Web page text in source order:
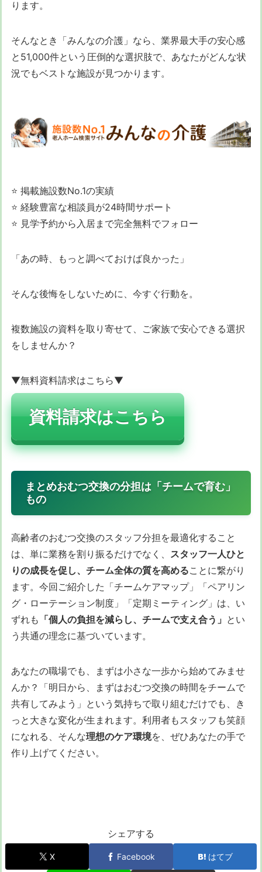
ります。
そんなとき「みんなの介護」なら、業界最大手の安心感
と51,000件という圧倒的な選択肢で、あなたがどんな状
況でもベストな施設が見つかります。
⭐ 掲載施設数No.1の実績
⭐ 経験豊富な相談員が24時間サポート
⭐ 見学予約から入居まで完全無料でフォロー
「あの時、もっと調べておけば良かった」
そんな後悔をしないために、今すぐ行動を。
複数施設の資料を取り寄せて、ご家族で安心できる選択
をしませんか？
▼無料資料請求はこちら▼
資料請求はこちら
まとめおむつ交換の分担は「チームで育む」
もの
高齢者のおむつ交換のスタッフ分担を最適化すること
は、単に業務を割り振るだけでなく、 スタッフ一人ひと
りの成長を促し、チーム全体の質を高めることに繋がり
ます。今回ご紹介した「チームケアマップ」「ペアリン
グ・ローテーション制度」「定期ミーティング」は、い
ずれも 「個人の負担を減らし、チームで支え合う」 とい
う共通の理念に基づいています。
あなたの職場でも、まずは小さな一歩から始めてみませ
んか？「明日から、まずはおむつ交換の時間をチームで
共有してみよう」という気持ちで取り組むだけでも、き
っと大きな変化が生まれます。利用者もスタッフも笑顔
になれる、そんな理想のケア環境を、ぜひあなたの手で
作り上げてください。
シェアする
X Facebook はてブ